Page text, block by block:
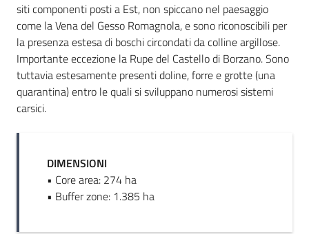
siti componenti posti a Est, non spiccano nel paesaggio
come la Vena del Gesso Romagnola, e sono riconoscibili per
la presenza estesa di boschi circondati da colline argillose.
Importante eccezione la Rupe del Castello di Borzano. Sono
tuttavia estesamente presenti doline, forre e grotte (una
quarantina) entro le quali si sviluppano numerosi sistemi
carsici.
DIMENSIONI
• Core area: 274 ha
• Buffer zone: 1.385 ha